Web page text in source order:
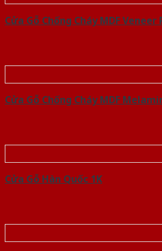
Cửa Gỗ Chống Cháy MDF Veneer
Cửa Gỗ Chống Cháy MDF
Cửa Gỗ Hàn Quốc 1K